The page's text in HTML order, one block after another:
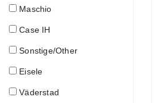
Maschio
Case IH
Sonstige/Other
Eisele
Väderstad